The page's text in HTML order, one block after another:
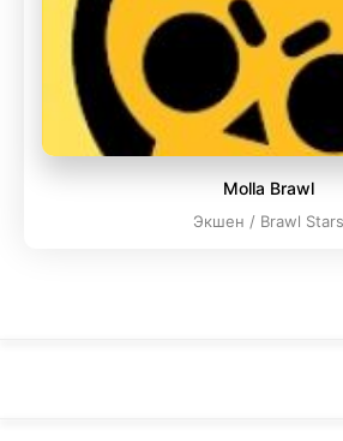
Molla Brawl
Экшен / Brawl Stars